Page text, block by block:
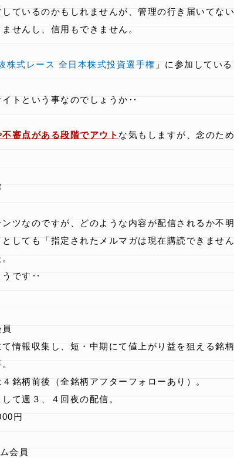
ているのかもしれませんが、管理の行き届いてな
せんし、信用もできません。
株式レース 全日本株式投資選手権 」に参加してい
トという事なのでしょうか‥
審点がある段階でアウト な気もしますが、念のた
ツなのですが、どのような内容が配信されるか不明
しても「指定されたメルマガは現在購読できませ
うです‥
情報収集し、短・中期にて値上がり益を狙える銘
銘柄前後（全銘柄アフターフォローあり）。
て週３、４回夜の配信。
円
会員